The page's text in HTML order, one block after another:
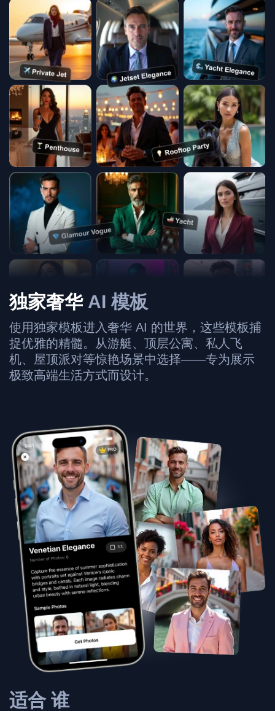
独家奢华 AI 模板
使用独家模板进入奢华 AI 的世界，这些模板捕
捉优雅的精髓。从游艇、顶层公寓、私人飞
机、屋顶派对等惊艳场景中选择——专为展示
极致高端生活方式而设计。
适合 谁